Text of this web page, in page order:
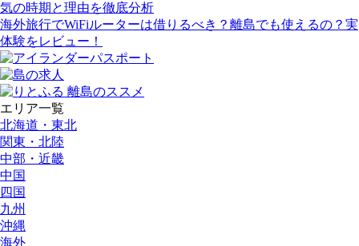
気の時期と理由を徹底分析
海外旅行でWiFiルーターは借りるべき？離島でも使えるの？実
体験をレビュー！
エリア一覧
北海道・東北
関東・北陸
中部・近畿
中国
四国
九州
沖縄
海外